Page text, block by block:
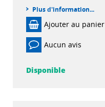
Plus d'information...
Ajouter au panier
Aucun avis
Disponible